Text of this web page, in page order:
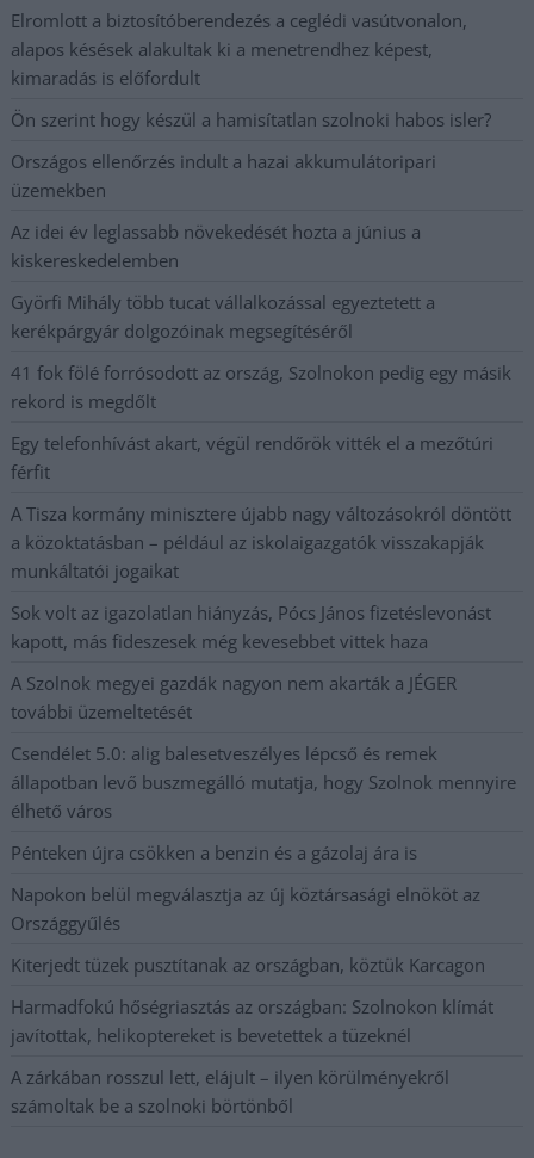
Elromlott a biztosítóberendezés a ceglédi vasútvonalon,
alapos késések alakultak ki a menetrendhez képest,
kimaradás is előfordult
Ön szerint hogy készül a hamisítatlan szolnoki habos isler?
Országos ellenőrzés indult a hazai akkumulátoripari
üzemekben
Az idei év leglassabb növekedését hozta a június a
kiskereskedelemben
Györfi Mihály több tucat vállalkozással egyeztetett a
kerékpárgyár dolgozóinak megsegítéséről
41 fok fölé forrósodott az ország, Szolnokon pedig egy másik
rekord is megdőlt
Egy telefonhívást akart, végül rendőrök vitték el a mezőtúri
férfit
A Tisza kormány minisztere újabb nagy változásokról döntött
a közoktatásban – például az iskolaigazgatók visszakapják
munkáltatói jogaikat
Sok volt az igazolatlan hiányzás, Pócs János fizetéslevonást
kapott, más fideszesek még kevesebbet vittek haza
A Szolnok megyei gazdák nagyon nem akarták a JÉGER
további üzemeltetését
Csendélet 5.0: alig balesetveszélyes lépcső és remek
állapotban levő buszmegálló mutatja, hogy Szolnok mennyire
élhető város
Pénteken újra csökken a benzin és a gázolaj ára is
Napokon belül megválasztja az új köztársasági elnököt az
Országgyűlés
Kiterjedt tüzek pusztítanak az országban, köztük Karcagon
Harmadfokú hőségriasztás az országban: Szolnokon klímát
javítottak, helikoptereket is bevetettek a tüzeknél
A zárkában rosszul lett, elájult – ilyen körülményekről
számoltak be a szolnoki börtönből